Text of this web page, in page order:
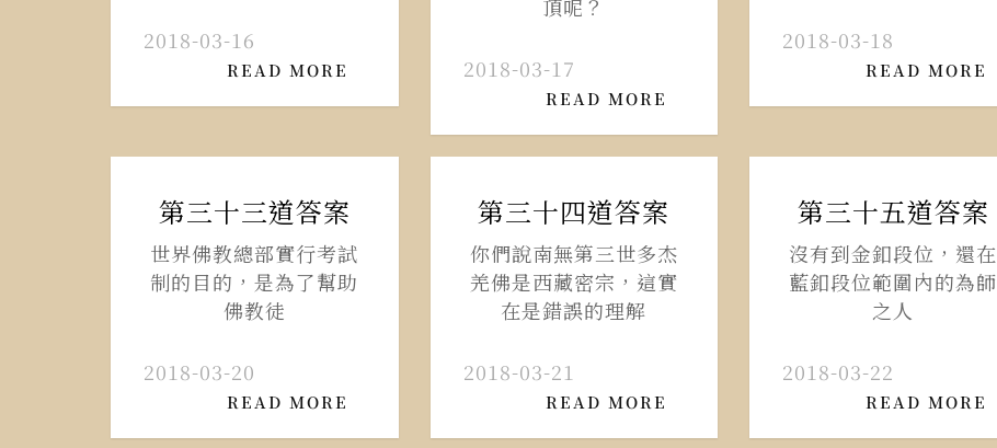
2018-03-16
READ MORE
頂呢？
2018-03-17
READ MORE
2018-03-18
READ MORE
第三十三道答案
世界佛教總部實行考試
制的目的，是為了幫助
佛教徒
2018-03-20
READ MORE
第三十四道答案
你們說南無第三世多杰
羌佛是西藏密宗，這實
在是錯誤的理解
2018-03-21
READ MORE
第三十五道答案
沒有到金釦段位，還在
藍釦段位範圍內的為師
之人
2018-03-22
READ MORE